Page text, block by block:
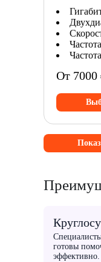
От 7000
готовы
эффективно.